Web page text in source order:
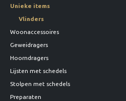
Unieke items
Vlinders
Woonaccessoires
Geweidragers
Hoorndragers
Lijsten met schedels
Stolpen met schedels
Preparaten